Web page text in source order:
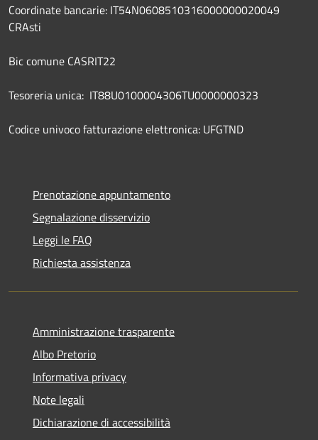
Coordinate bancarie: IT54N0608510316000000020049
CRAsti
Bic comune CASRIT22
Tesoreria unica: IT88U0100004306TU0000000323
Codice univoco fatturazione elettronica: UFGTND
Prenotazione appuntamento
Segnalazione disservizio
Leggi le FAQ
Richiesta assistenza
Amministrazione trasparente
Albo Pretorio
Informativa privacy
Note legali
Dichiarazione di accessibilità